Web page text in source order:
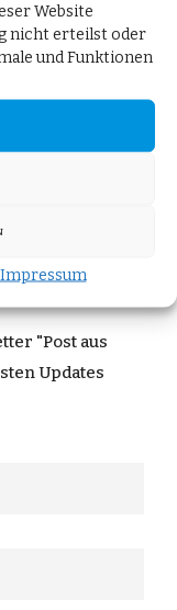
Website
nicht erteilst oder
und Funktionen
Impressum
und Land
Pflanzenverkauf
"Post aus
Updates